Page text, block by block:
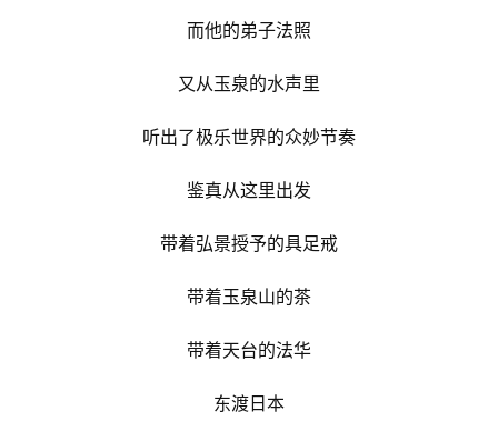
而他的弟子法照
又从玉泉的水声里
听出了极乐世界的众妙节奏
鉴真从这里出发
带着弘景授予的具足戒
带着玉泉山的茶
带着天台的法华
东渡日本